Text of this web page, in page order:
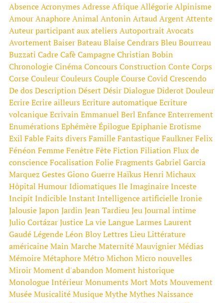
AbsenceAcronymesAdresseAfriqueAllégorieAlpinisme
AmourAnaphoreAnimal Antonin ArtaudArgentAttente
Auteur participant aux ateliersAutoportraitAvocats
AvortementBaiserBateauBlaise CendrarsBleuBourreau
Buzzati CadreCafèCampagneChristian Bobin
ChronologieCinémaConcoursConstruction ConteCorps
CorseCouleurCouleursCoupleCourseCovidCrescendo
De dosDescription DésertDésirDialogueDiderotDouleur
EcrireEcrire ailleursEcriture automatiqueEcriture
volcaniqueEcrivain Emmanuel Berl EnfanceEnterrement
EnumérationsEphémèreÉpilogueEpiphanieErotisme
Exil FableFaits diversFamilleFantastiqueFaulknerFelix
Fénéon FemmeFenêtreFêteFiction Filiation Flux de
conscienceFocalisation FolieFragmentsGabriel Garcia
Marquez GestesGionoGuerreHaïkusHenri Michaux
Hôpital HumourIdiomatiquesIleImaginaireInceste
IncipitIndicibleInstantIntelligence artificielleIronie
JalousieJapon Jardin Jean TardieuJeuJournal intime
Julio CortázarJusticeLa vieLangueLarmesLaurent
GaudéLégendeLéon BloyLettresLieuLittérature
américaineMain MarcheMaternitéMauvignierMédias
MémoireMétaphoreMétroMichon Micro nouvelles
MiroirMoment d'abandon Moment historique
Monologue IntérieurMonumentsMortMotsMouvement
MuséeMusicalitéMusiqueMytheMythesNaissance